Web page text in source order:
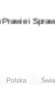
i
Polska